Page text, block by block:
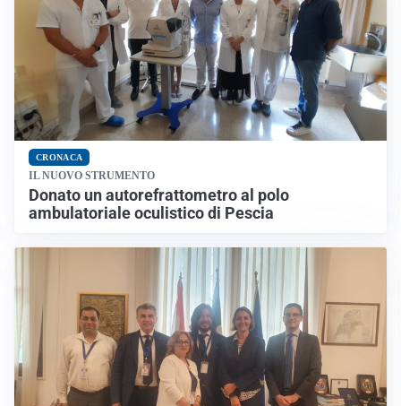
CRONACA
IL NUOVO STRUMENTO
Donato un autorefrattometro al polo
ambulatoriale oculistico di Pescia